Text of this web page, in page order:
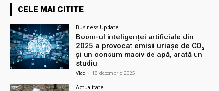
CELE MAI CITITE
Business Update
Boom-ul inteligenței artificiale din
2025 a provocat emisii uriașe de CO₂
și un consum masiv de apă, arată un
studiu
Vlad - 18 decembrie 2025
Actualitate